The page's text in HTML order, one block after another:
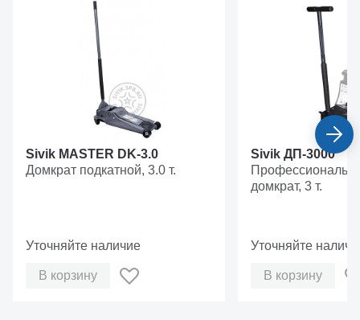
Sivik MASTER DK-3.0
Домкрат подкатной, 3.0 т.
Уточняйте наличие
В корзину
Sivik ДП-3000
домкрат, 3 т.
Уточняйте
В корзину